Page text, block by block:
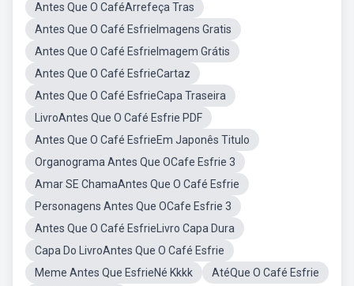
Antes Que O CaféArrefeça Tras
Antes Que O Café EsfrieImagens Gratis
Antes Que O Café EsfrieImagem Grátis
Antes Que O Café EsfrieCartaz
Antes Que O Café EsfrieCapa Traseira
LivroAntes Que O Café Esfrie PDF
Antes Que O Café EsfrieEm Japonês Titulo
Organograma Antes Que OCafe Esfrie 3
Amar SE ChamaAntes Que O Café Esfrie
Personagens Antes Que OCafe Esfrie 3
Antes Que O Café EsfrieLivro Capa Dura
Capa Do LivroAntes Que O Café Esfrie
Meme Antes Que EsfrieNé Kkkk
AtéQue O Café Esfrie